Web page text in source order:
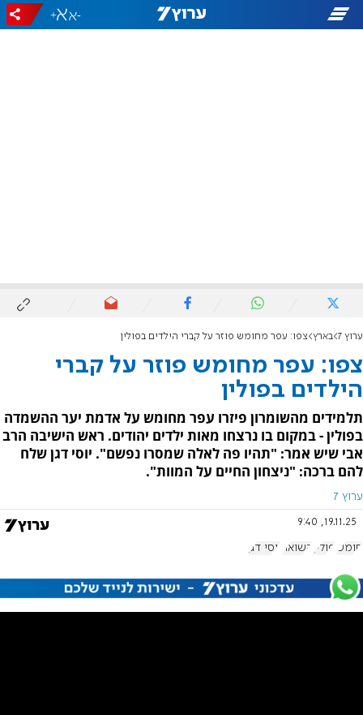
-
+
ערוץ 7 בארץ צפו: עפר מחומש פוזר על קברי הילדים בפולין
צפו: עפר מחומש פוזר על קברי
הילדים בפולין
תלמידים מהשומרון פיזרו עפר מחומש על אדמת יער ההשמדה
בפולין - במקום בו נרצחו מאות ילדים יהודים. ראש הישיבה הרב
אבי שיש אמר: "תהיו פה לאלה שמסרו נפשם". יוסי דגן שלח
להם ברכה: "ניצחון החיים על המוות".
ערוץ 7
19.11.25, 9:40
חומש פולין השואה יוסי דגן